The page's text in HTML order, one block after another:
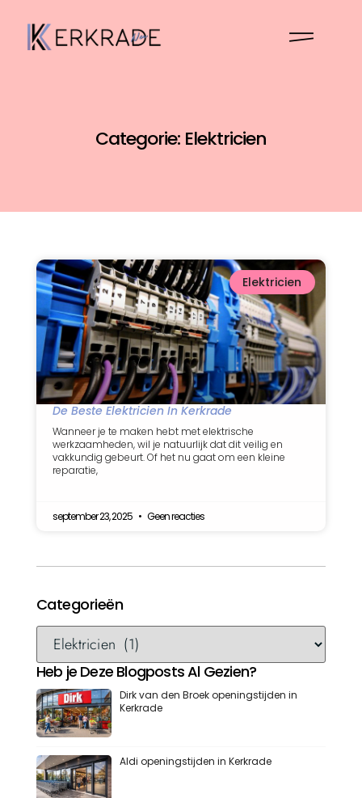
Categorie: Elektricien
Categorieën
Heb je Deze Blogposts Al Gezien?
Dirk van den Broek openingstijden in
Kerkrade
Aldi openingstijden in Kerkrade
Elektricien
De Beste Elektricien In Kerkrade
Wanneer je te maken hebt met elektrische
werkzaamheden, wil je natuurlijk dat dit veilig en
vakkundig gebeurt. Of het nu gaat om een kleine
reparatie,
september 23, 2025 Geen reacties